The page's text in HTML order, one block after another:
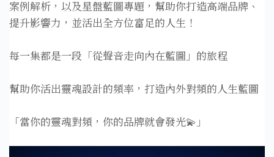
案例解析，以及星盤藍圖專題，幫助你打造高端品牌、
提升影響力，並活出全方位富足的人生！
每一集都是一段「從聲音走向內在藍圖」的旅程
幫助你活出靈魂設計的頻率，打造內外對頻的人生藍圖
「當你的靈魂對頻，你的品牌就會發光💫」